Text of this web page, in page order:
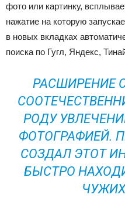
фото или картинку,
нажатие на которую
в новых вкладках
поиска по Гугл, Яндекс,
РАСШИРЕНИЕ
РОДУ
ФОТОГРАФИЕЙ.
СОЗДАЛ ЭТОТ
БЫСТРО